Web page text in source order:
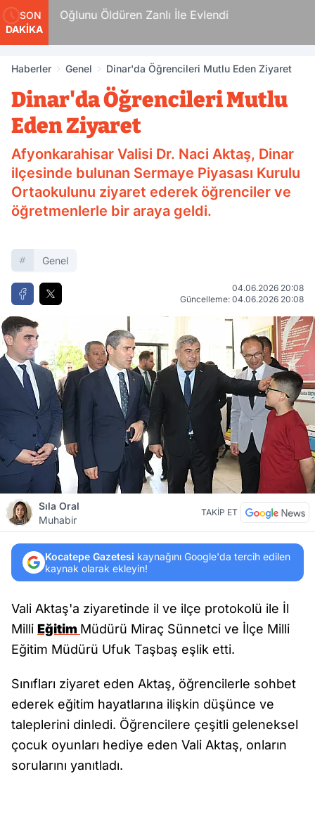
SON
DAKİKA
Oğlunu Öldüren Zanlı İle Evlendi
Haberler Genel Dinar'da Öğrencileri Mutlu Eden Ziyaret
Dinar'da Öğrencileri Mutlu
Eden Ziyaret
Afyonkarahisar Valisi Dr. Naci Aktaş, Dinar
ilçesinde bulunan Sermaye Piyasası Kurulu
Ortaokulunu ziyaret ederek öğrenciler ve
öğretmenlerle bir araya geldi.
Genel
04.06.2026 20:08
Güncelleme: 04.06.2026 20:08
Sıla Oral
Muhabir
TAKİP ET
Kocatepe Gazetesi kaynağını Google'da tercih edilen
kaynak olarak ekleyin!
Vali Aktaş'a ziyaretinde il ve ilçe protokolü ile İl
Milli Eğitim Müdürü Miraç Sünnetci ve İlçe Milli
Eğitim Müdürü Ufuk Taşbaş eşlik etti.
Sınıfları ziyaret eden Aktaş, öğrencilerle sohbet
ederek eğitim hayatlarına ilişkin düşünce ve
taleplerini dinledi. Öğrencilere çeşitli geleneksel
çocuk oyunları hediye eden Vali Aktaş, onların
sorularını yanıtladı.